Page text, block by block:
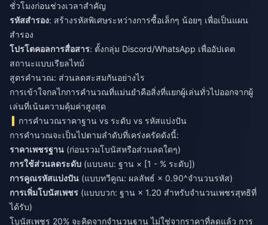
ชั่วโมงก่อนช่วงเวลาสำคัญ
รหัสสำรอง: สร้างรหัสพิเศษระหว่างการซื้อเล็กๆ น้อยๆ เพื่อเป็นแผน
สำรอง
โปรโตคอลการสื่อสาร: ตั้งกลุ่ม Discord/WhatsApp เพื่ออัปเดต
สถานะแบบเรียลไทม์
สูตรคำนวณ: ส่วนลดสะสมกันอย่างไร
การเข้าใจกลไกการคำนวณที่แม่นยำคือสิ่งที่แยกผู้เล่นทั่วไปออกจากผู้
เล่นที่เน้นความคุ้มค่าสูงสุด
การคำนวณราคาฐาน vs ระดับ vs รหัสแบ่งปัน
การคำนวณจะเป็นไปตามลำดับที่เคร่งครัดดังนี้:
ราคาเพชรฐาน (ก่อนรวมโบนัสหรือส่วนลดใดๆ)
การใช้ส่วนลดระดับ (แบบลบ: ฐาน × [1 - % ระดับ])
การคูณรหัสแบ่งปัน (แบบทวีคูณ: ผลลัพธ์ × 0.90^จำนวนรหัส)
การเพิ่มโบนัสเพชร (แบบบวก: ฐาน × 1.20 สำหรับจำนวนเพชรสุทธิที่
ได้รับ)
โบนัสเพชร 20% จะคิดจากจำนวนฐาน ไม่ใช่จากราคาที่ลดแล้ว การ